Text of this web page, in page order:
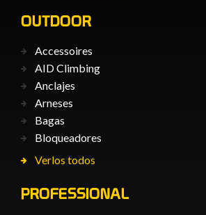
OUTDOOR
Accessoires
AID Climbing
Anclajes
Arneses
Bagas
Bloqueadores
Verlos todos
PROFESSIONAL